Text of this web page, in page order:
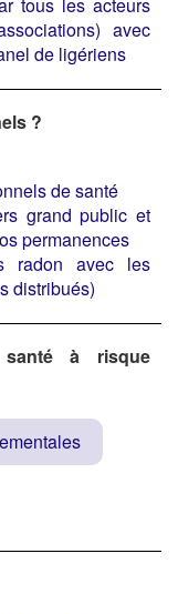
tous les acteurs
avec
de ligériens
?
de santé
grand public et
permanences
radon avec les
distribués)
à risque